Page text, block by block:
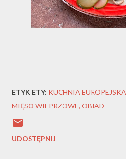
ETYKIETY: KUCHNIA EUROPEJSKA
MIĘSO WIEPRZOWE OBIAD
UDOSTĘPNIJ